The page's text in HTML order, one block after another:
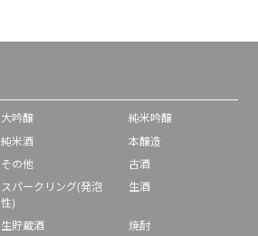
大吟醸
純米吟醸
純米酒
本醸造
その他
古酒
スパークリング(発泡
性)
生酒
生貯蔵酒
焼酎